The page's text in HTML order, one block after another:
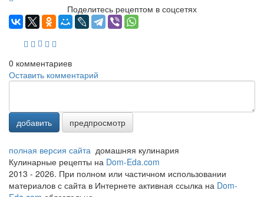
Поделитесь рецептом в соцсетях
0 комментариев
Оставить комментарий
добавить предпросмотр
полная версия сайта домашняя кулинария
Кулинарные рецепты на Dom-Eda.com
2013 - 2026. При полном или частичном использовании
материалов с сайта в Интернете активная ссылка на Dom-